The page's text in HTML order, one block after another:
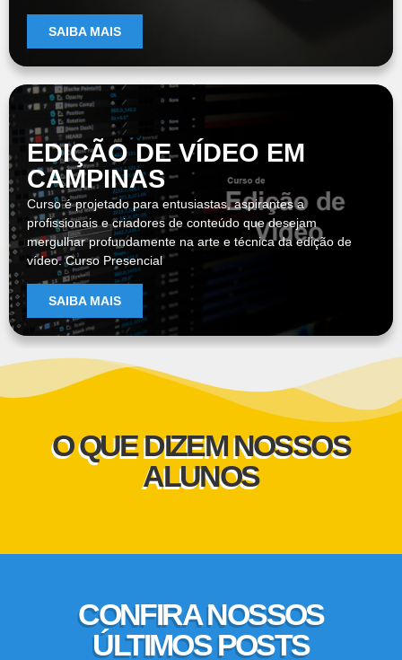
SAIBA MAIS
EDIÇÃO DE VÍDEO EM
CAMPINAS
Curso é projetado para entusiastas, aspirantes a
profissionais e criadores de conteúdo que desejam
mergulhar profundamente na arte e técnica da edição de
vídeo. Curso Presencial
SAIBA MAIS
O QUE DIZEM NOSSOS
ALUNOS
CONFIRA NOSSOS
ÚLTIMOS POSTS